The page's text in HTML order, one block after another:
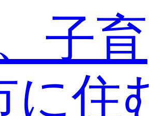
子育
に住